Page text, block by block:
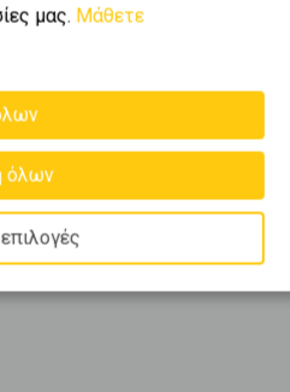
μας. Μάθετε
όλων